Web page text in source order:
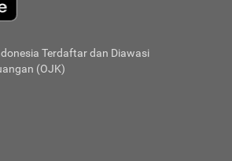
Terdaftar dan Diawasi
(OJK)